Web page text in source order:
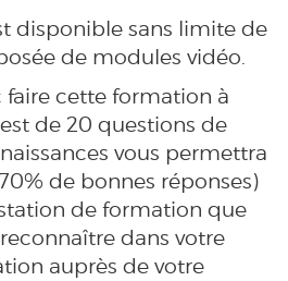
disponible sans limite de
de modules vidéo.
faire cette formation à
de 20 questions de
vous permettra
de bonnes réponses)
de formation que
dans votre
auprès de votre